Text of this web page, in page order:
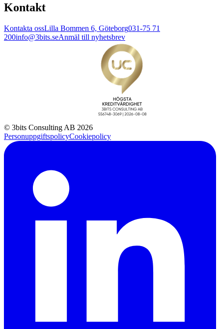
Kontakt
Kontakta ossLilla Bommen 6, Göteborg031-75 71
200info@3bits.seAnmäl till nyhetsbrev
© 3bits Consulting AB 2026
PersonuppgiftspolicyCookiepolicy